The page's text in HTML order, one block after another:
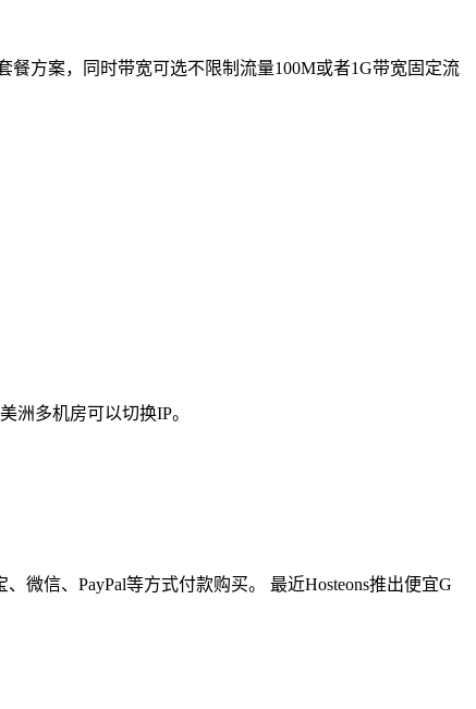
餐方案，同时带宽可选不限制流量100M或者1G带宽固定流
洲多机房可以切换IP。
微信、PayPal等方式付款购买。 最近Hosteons推出便宜G